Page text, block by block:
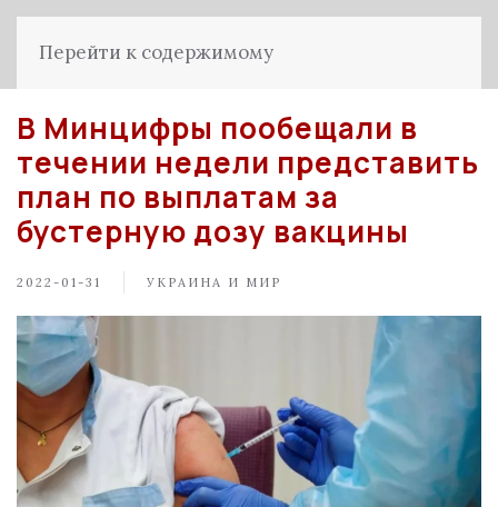
Перейти к содержимому
В Минцифры пообещали в
течении недели представить
план по выплатам за
бустерную дозу вакцины
2022-01-31 УКРАИНА И МИР